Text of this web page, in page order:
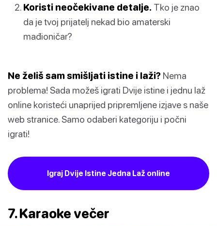
Koristi neočekivane detalje. Tko je znao
da je tvoj prijatelj nekad bio amaterski
mađioničar?
Ne želiš sam smišljati istine i laži? Nema
problema! Sada možeš igrati Dvije istine i jednu laž
online koristeći unaprijed pripremljene izjave s naše
web stranice. Samo odaberi kategoriju i počni
igrati!
Igraj Dvije Istine Jedna Laž online
7. Karaoke večer